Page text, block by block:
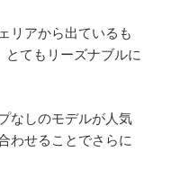
リアから出ているも
とてもリーズナブルに
なしのモデルが人気
わせることでさらに